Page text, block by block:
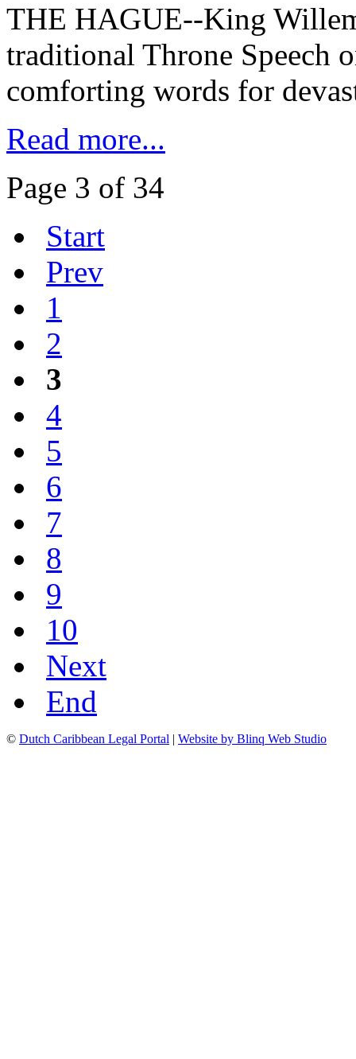
THE HAGUE--King
traditional Throne Speech
comforting words for
Read more...
Page 3 of 34
Start
Prev
1
2
3
4
5
6
7
8
9
10
Next
End
© Dutch Caribbean Legal Portal | Website by Blinq Web Studio